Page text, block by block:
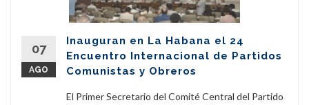
07
AGO
Inauguran en La Habana el 24
Encuentro Internacional de Partidos
Comunistas y Obreros
El Primer Secretario del Comité Central del Partido